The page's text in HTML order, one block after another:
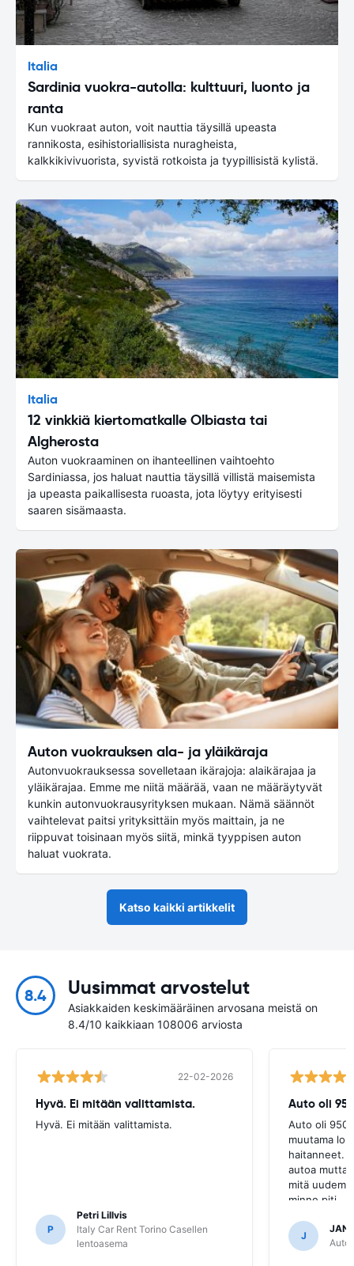
Italia
Sardinia vuokra-autolla: kulttuuri, luonto ja
ranta
Kun vuokraat auton, voit nauttia täysillä upeasta
rannikosta, esihistoriallisista nuragheista,
kalkkikivivuorista, syvistä rotkoista ja tyypillisistä kylistä.
Italia
12 vinkkiä kiertomatkalle Olbiasta tai
Algherosta
Auton vuokraaminen on ihanteellinen vaihtoehto
Sardiniassa, jos haluat nauttia täysillä villistä maisemista
ja upeasta paikallisesta ruoasta, jota löytyy erityisesti
saaren sisämaasta.
Auton vuokrauksen ala- ja yläikäraja
Autonvuokrauksessa sovelletaan ikärajoja: alaikärajaa ja
yläikärajaa. Emme me niitä määrää, vaan ne määräytyvät
kunkin autonvuokrausyrityksen mukaan. Nämä säännöt
vaihtelevat paitsi yrityksittäin myös maittain, ja ne
riippuvat toisinaan myös siitä, minkä tyyppisen auton
haluat vuokrata.
Katso kaikki artikkelit
8.4 Uusimmat arvostelut
Asiakkaiden keskimääräinen arvosana meistä on
8.4/10 kaikkiaan 108006 arviosta
22-02-2026
Hyvä. Ei mitään valittamista.
Hyvä. Ei mitään valittamista.
P
Petri Lillvis
Italy Car Rent Torino Casellen
lentoasema
Auto oli
Auto oli
muutama
haitanneet.
autoa mutta
mitä
minne piti.
J